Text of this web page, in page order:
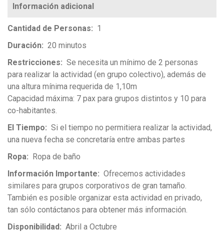
Cantidad de Personas
1
Duración
20 minutos
Restricciones
Se necesita un mínimo de 2 personas
para realizar la actividad (en grupo colectivo), además de
una altura mínima requerida de 1,10m
Capacidad máxima: 7 pax para grupos distintos y 10 para
co-habitantes.
El Tiempo
Si el tiempo no permitiera realizar la actividad,
una nueva fecha se concretaría entre ambas partes
Ropa
Ropa de baño
Información Importante
Ofrecemos actividades
similares para grupos corporativos de gran tamaño.
También es posible organizar esta actividad en privado,
tan sólo contáctanos para obtener más información.
Disponibilidad
Abril a Octubre